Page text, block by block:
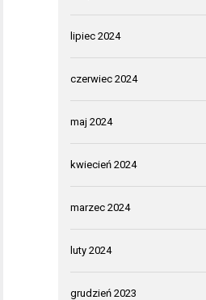
lipiec 2024
czerwiec 2024
maj 2024
kwiecień 2024
marzec 2024
luty 2024
grudzień 2023